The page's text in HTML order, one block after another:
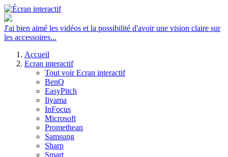
J'ai bien aimé les vidéos et la possibilité d'avoir une vision claire sur
les accessoires...
Accueil
Ecran interactif
Tout voir Ecran interactif
BenQ
EasyPitch
Iiyama
InFocus
Microsoft
Promethean
Samsung
Sharp
Smart